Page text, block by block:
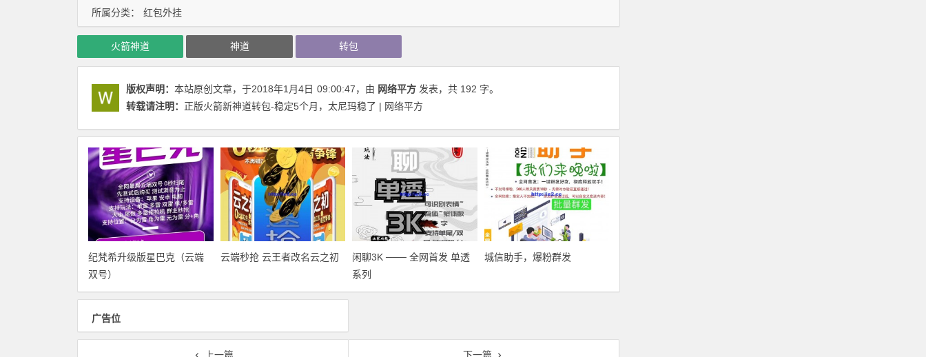
所属分类： 红包外挂
火箭神道 神道 转包
版权声明： 本站原创文章，于2018年1月4日 09:00:47，由 网络平方 发表，共 192 字。
转载请注明： 正版火箭新神道转包-稳定5个月，太尼玛稳了 | 网络平方
纪梵希升级版星巴克（云端
双号）
云端秒抢 云王者改名云之初
闲聊3K ─── 全网首发 单透
系列
城信助手，爆粉群发
广告位